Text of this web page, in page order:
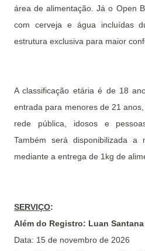
área de alimentação. Já o Open
com cerveja e água incluídas
estrutura exclusiva para maior
A classificação etária é de 18
entrada para menores de 21
rede pública, idosos e
Também será disponibilizada a
mediante a entrega de 1kg de
SERVIÇO:
Além do Registro: Luan
Data: 15 de novembro de 2026